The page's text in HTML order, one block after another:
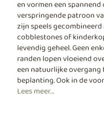
en vormen een
verspringende patroon
zijn speels
cobblestones of
levendig geheel. Geen
randen lopen vloeiend
een natuurlijke
beplanting. Ook in de
Lees meer…